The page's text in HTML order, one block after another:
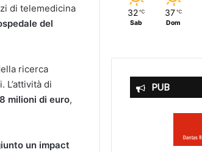
di telemedicina
del
ricerca
L’attività di
milioni di euro,
un impact
32 ℃
Sab
37 ℃
Dom
PUB